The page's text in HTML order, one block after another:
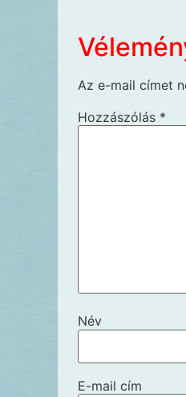
Az e-mail címet
Hozzászólás *
Név
E-mail cím